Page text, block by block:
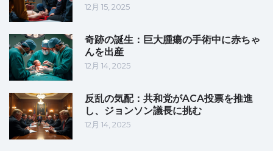
12月 15, 2025
奇跡の誕生：巨大腫瘍の手術中に赤ちゃ
んを出産
12月 14, 2025
反乱の気配：共和党がACA投票を推進
し、ジョンソン議長に挑む
12月 14, 2025